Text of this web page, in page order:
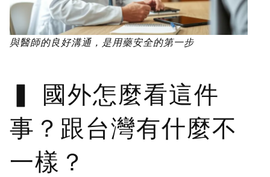
與醫師的良好溝通，是用藥安全的第一步
國外怎麼看這件
事？跟台灣有什麼不
一樣？